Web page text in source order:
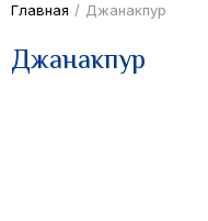
Главная / Джанакпур
Джанакпур